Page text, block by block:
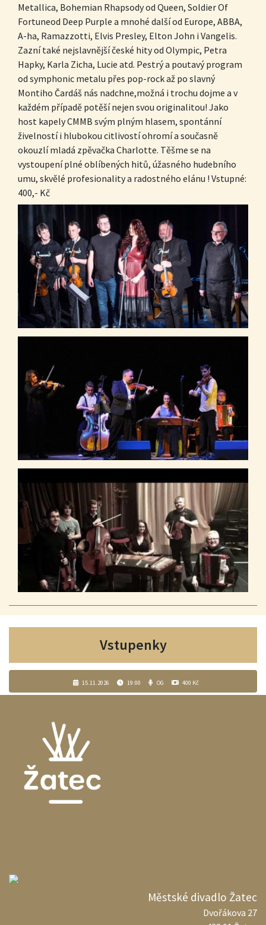
Metallica, Bohemian Rhapsody od Queen, Soldier Of
Fortuneod Deep Purple a mnohé další od Europe, ABBA,
A-ha, Ramazzotti, Elvis Presley, Elton John i Vangelis.
Zazní také nejslavnější české hity od Olympic, Petra
Hapky, Karla Zicha, Lucie atd. Pestrý a poutavý program
od symphonic metalu přes pop-rock až po slavný
Montiho Čardáš nás nadchne,možná i trochu dojme a v
každém případě potěší nejen svou originalitou! Jako
host kapely CMMB svým plným hlasem, spontánní
živelností i hlubokou citlivostí ohromí a současně
okouzlí mladá zpěvačka Charlotte. Těšme se na
vystoupení plné oblíbených hitů, úžasného hudebního
umu, skvělé profesionality a radostného elánu ! Vstupné:
400,- Kč
Vstupenky
15.11.2026 19:00 OG 400 Kč
Městské divadlo Žatec
Dvořákova 27